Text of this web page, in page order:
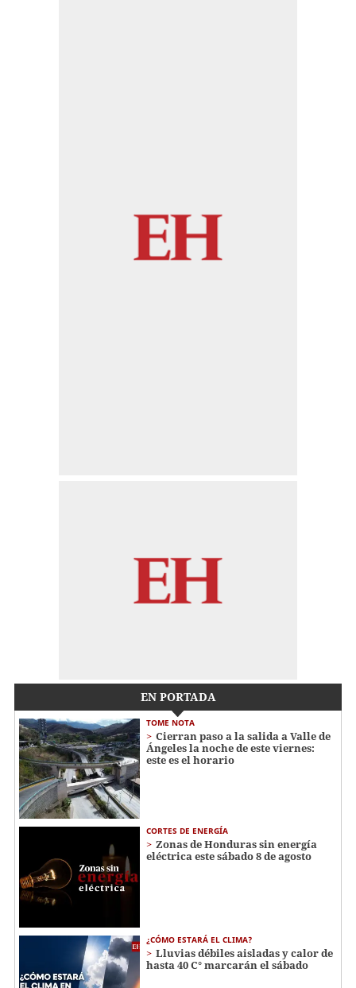
EN PORTADA
TOME NOTA
Cierran paso a la salida a Valle de
Ángeles la noche de este viernes:
este es el horario
CORTES DE ENERGÍA
Zonas de Honduras sin energía
eléctrica este sábado 8 de agosto
¿CÓMO ESTARÁ EL CLIMA?
Lluvias débiles aisladas y calor de
hasta 40 C° marcarán el sábado